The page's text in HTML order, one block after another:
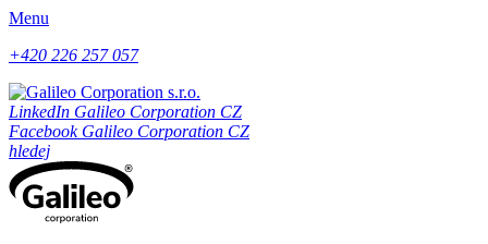
Menu
+420 226 257 057
LinkedIn Galileo Corporation CZ
Facebook Galileo Corporation CZ
hledej